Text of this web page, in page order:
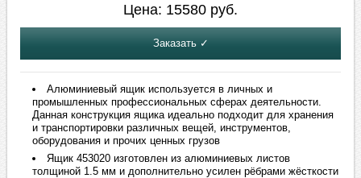
Цена: 15580 руб.
Заказать ✓
Алюминиевый ящик используется в личных и
промышленных профессиональных сферах деятельности.
Данная конструкция ящика идеально подходит для хранения
и транспортировки различных вещей, инструментов,
оборудования и прочих ценных грузов
Ящик 453020 изготовлен из алюминиевых листов
толщиной 1.5 мм и дополнительно усилен рёбрами жёсткости